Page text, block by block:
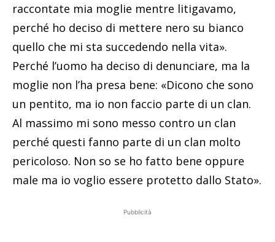
raccontate mia moglie mentre litigavamo,
perché ho deciso di mettere nero su bianco
quello che mi sta succedendo nella vita».
Perché l’uomo ha deciso di denunciare, ma la
moglie non l’ha presa bene: «Dicono che sono
un pentito, ma io non faccio parte di un clan.
Al massimo mi sono messo contro un clan
perché questi fanno parte di un clan molto
pericoloso. Non so se ho fatto bene oppure
male ma io voglio essere protetto dallo Stato».
Pubblicità